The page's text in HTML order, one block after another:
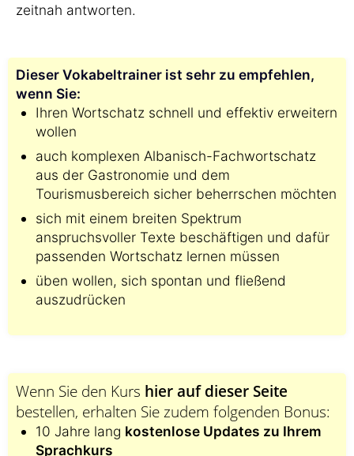
zeitnah antworten.
Dieser Vokabeltrainer ist sehr zu empfehlen,
wenn Sie:
Ihren Wortschatz schnell und effektiv erweitern
wollen
auch komplexen Albanisch-Fachwortschatz
aus der Gastronomie und dem
Tourismusbereich sicher beherrschen möchten
sich mit einem breiten Spektrum
anspruchsvoller Texte beschäftigen und dafür
passenden Wortschatz lernen müssen
üben wollen, sich spontan und fließend
auszudrücken
Wenn Sie den Kurs hier auf dieser Seite
bestellen, erhalten Sie zudem folgenden Bonus:
10 Jahre lang kostenlose Updates zu Ihrem
Sprachkurs